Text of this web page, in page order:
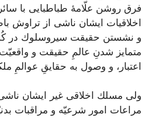
فرق روشن علّامۀ طباطبایى با
اخلاقيات ايشان ناشى از تراوش
و نشستن حقيقت سيروسلوك در
متمايز شدنِ عالمِ حقيقت و
اعتبار، و وصول به حقایقِ عوالمِ
ولى مسلك اخلاقى غير ايشان
مراعات امور شرعيّه و مراقبات